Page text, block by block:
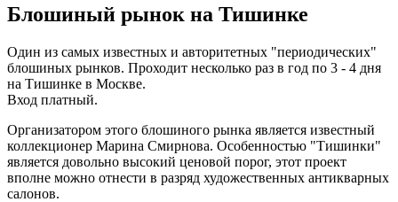
Блошиный рынок на Тишинке
Один из самых известных и авторитетных "периодических"
блошиных рынков. Проходит несколько раз в год по 3 - 4 дня
на Тишинке в Москве.
Вход платный.
Организатором этого блошиного рынка является известный
коллекционер Марина Смирнова. Особенностью "Тишинки"
является довольно высокий ценовой порог, этот проект
вполне можно отнести в разряд художественных антикварных
салонов.